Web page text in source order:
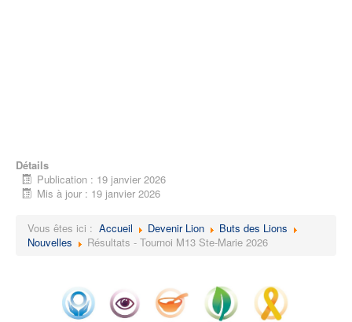
Détails
Publication : 19 janvier 2026
Mis à jour : 19 janvier 2026
Vous êtes ici : Accueil Devenir Lion
Buts des Lions
Nouvelles
Résultats - Tournoi M13 Ste-Marie 2026